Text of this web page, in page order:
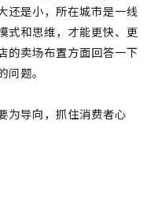
还是小，所在城市是一线
式和思维，才能更快、更
的卖场布置方面回答一下
题。
为导向，抓住消费者心